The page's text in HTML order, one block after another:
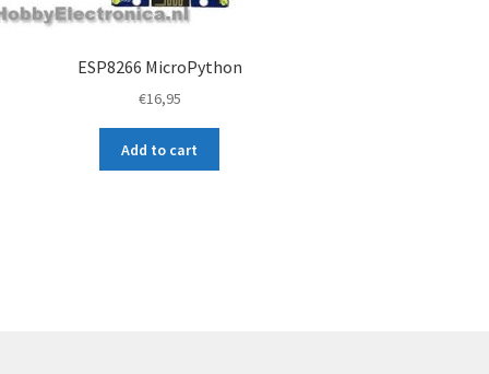
ESP8266 MicroPython
€16,95
Add to cart